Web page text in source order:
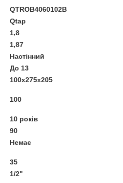
QTROB4060102B
Qtap
1,8
1,87
Настінний
До 13
100х275х205
100
10 років
90
Немає
35
1/2"